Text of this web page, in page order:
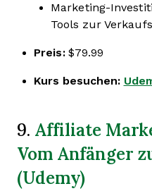
Marketing-
Tools zur
Preis:$79.99
Kurs besuchen:
9. Affiliate
Vom Anfänger
(Udemy)